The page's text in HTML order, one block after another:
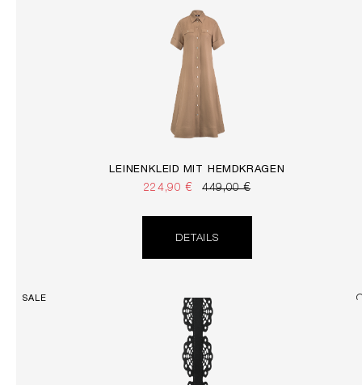
LEINENKLEID MIT HEMDKRAGEN
224,90 € 449,00 €
DETAILS
SALE